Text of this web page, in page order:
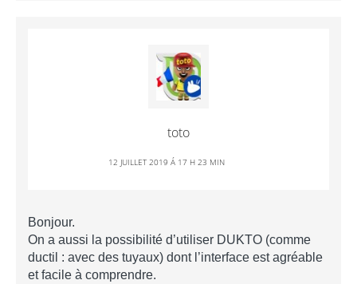
toto
12 JUILLET 2019 Á 17 H 23 MIN
Bonjour.
On a aussi la possibilité d’utiliser DUKTO (comme
ductil : avec des tuyaux) dont l’interface est agréable
et facile à comprendre.